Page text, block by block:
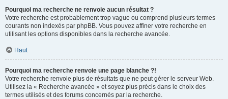
Pourquoi ma recherche ne renvoie aucun résultat ?
Votre recherche est probablement trop vague ou comprend plusieurs termes
courants non indexés par phpBB. Vous pouvez affiner votre recherche en
utilisant les options disponibles dans la recherche avancée.
Haut
Pourquoi ma recherche renvoie une page blanche ?!
Votre recherche renvoie plus de résultats que ne peut gérer le serveur Web.
Utilisez la « Recherche avancée » et soyez plus précis dans le choix des
termes utilisés et des forums concernés par la recherche.